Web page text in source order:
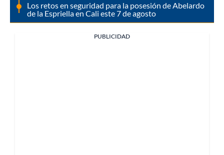
Los retos en seguridad para la posesión de Abelardo
de la Espriella en Cali este 7 de agosto
PUBLICIDAD